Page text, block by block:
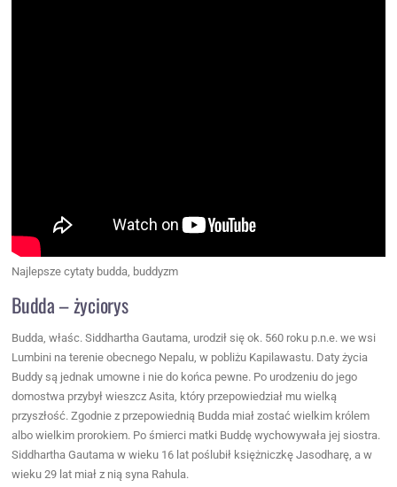
Najlepsze cytaty budda, buddyzm
Budda – życiorys
Budda, właśc. Siddhartha Gautama, urodził się ok. 560 roku p.n.e. we wsi
Lumbini na terenie obecnego Nepalu, w pobliżu Kapilawastu. Daty życia
Buddy są jednak umowne i nie do końca pewne. Po urodzeniu do jego
domostwa przybył wieszcz Asita, który przepowiedział mu wielką
przyszłość. Zgodnie z przepowiednią Budda miał zostać wielkim królem
albo wielkim prorokiem. Po śmierci matki Buddę wychowywała jej siostra.
Siddhartha Gautama w wieku 16 lat poślubił księżniczkę Jasodharę, a w
wieku 29 lat miał z nią syna Rahula.